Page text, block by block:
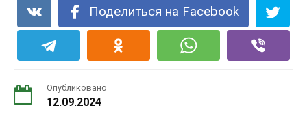
Поделиться на Facebook
Опубликовано
12.09.2024